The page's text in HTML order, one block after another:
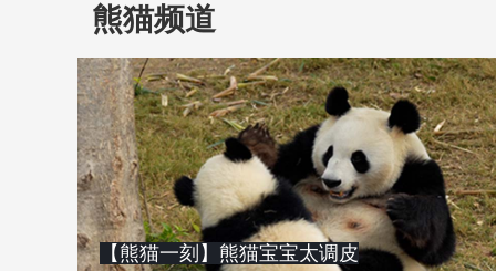
熊猫频道
【熊猫一刻】熊猫宝宝太调皮